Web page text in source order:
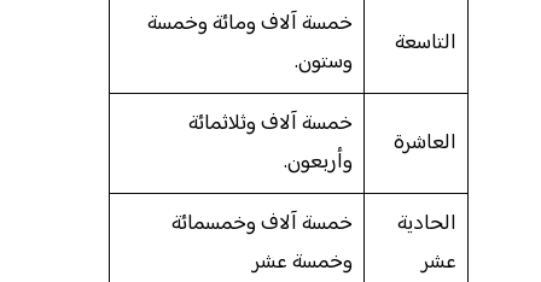
التاسعة
خمسة آلاف ومائة وخمسة
وستون.
العاشرة
خمسة آلاف وثلاثمائة
وأربعون.
الحادية
عشر
خمسة آلاف وخمسمائة
وخمسة عشر